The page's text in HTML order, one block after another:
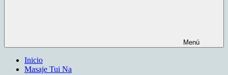
Menú
Inicio
Masaje Tui Na